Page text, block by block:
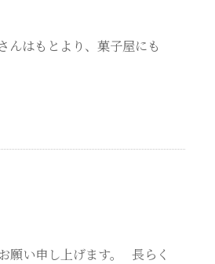
んはもとより、菓子屋にも
願い申し上げます。 長らく